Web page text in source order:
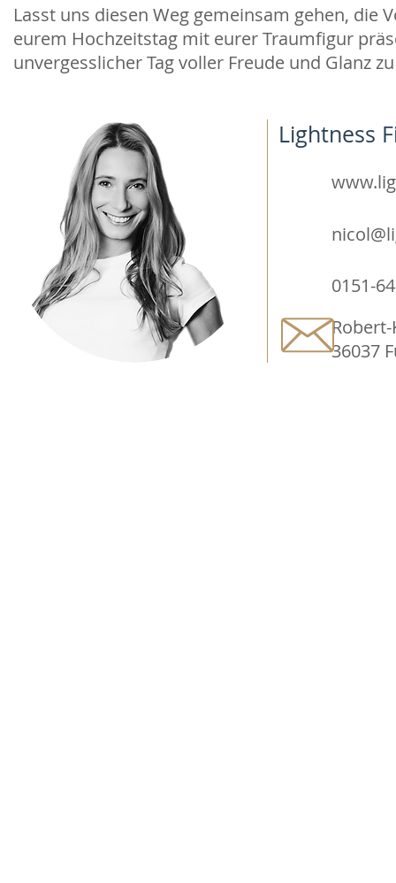
Lasst uns diesen Weg gemeinsam gehen, die
eurem Hochzeitstag mit eurer Traumfigur
unvergesslicher Tag voller Freude und Glanz
36037
Lightness
0151-